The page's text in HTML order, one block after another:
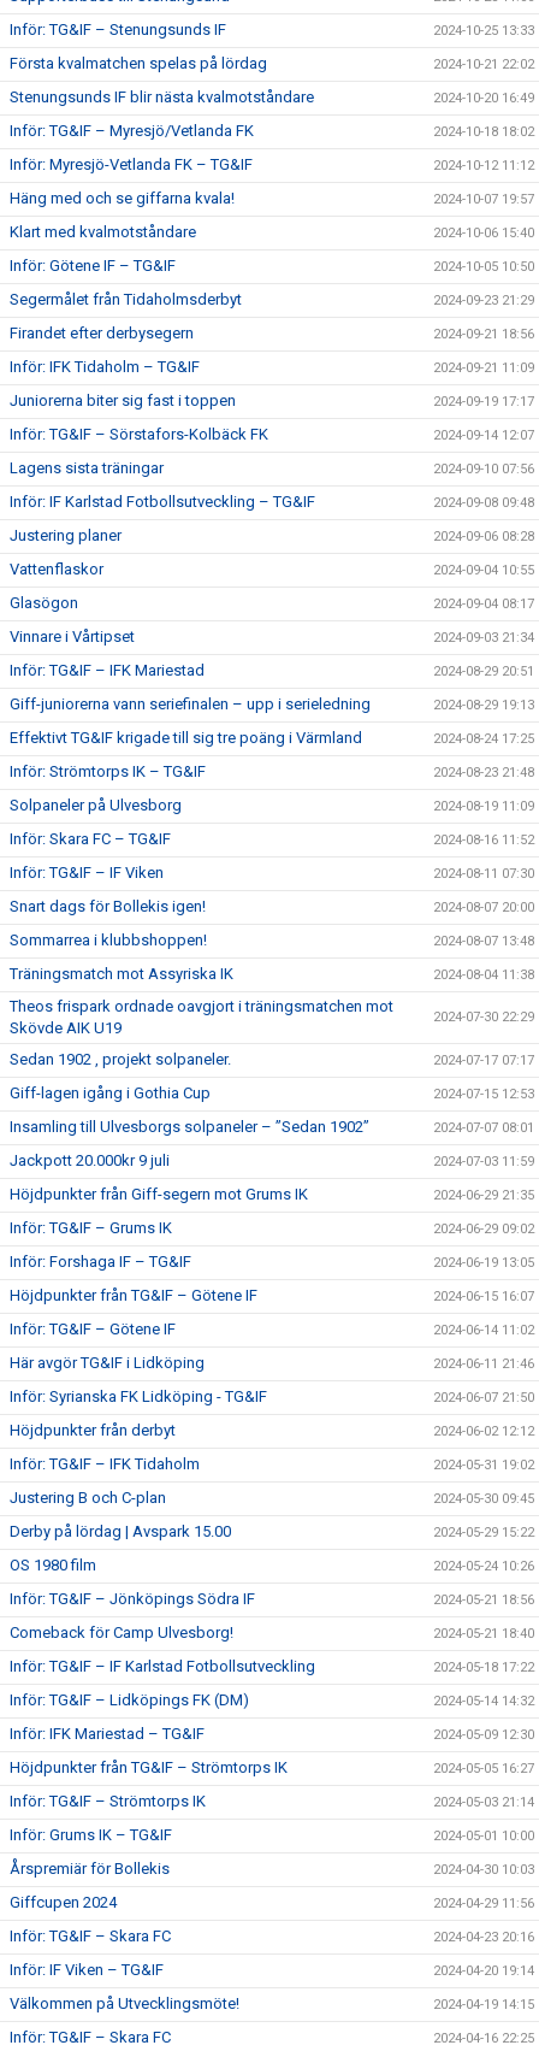
Inför: TG&IF – Stenungsunds IF 2024-10-25 13:33
Första kvalmatchen spelas på lördag 2024-10-21 22:02
Stenungsunds IF blir nästa kvalmotståndare 2024-10-20 16:49
Inför: TG&IF – Myresjö/Vetlanda FK 2024-10-18 18:02
Inför: Myresjö-Vetlanda FK – TG&IF 2024-10-12 11:12
Häng med och se giffarna kvala! 2024-10-07 19:57
Klart med kvalmotståndare 2024-10-06 15:40
Inför: Götene IF – TG&IF 2024-10-05 10:50
Segermålet från Tidaholmsderbyt 2024-09-23 21:29
Firandet efter derbysegern 2024-09-21 18:56
Inför: IFK Tidaholm – TG&IF 2024-09-21 11:09
Juniorerna biter sig fast i toppen 2024-09-19 17:17
Inför: TG&IF – Sörstafors-Kolbäck FK 2024-09-14 12:07
Lagens sista träningar 2024-09-10 07:56
Inför: IF Karlstad Fotbollsutveckling – TG&IF 2024-09-08 09:48
Justering planer 2024-09-06 08:28
Vattenflaskor 2024-09-04 10:55
Glasögon 2024-09-04 08:17
Vinnare i Vårtipset 2024-09-03 21:34
Inför: TG&IF – IFK Mariestad 2024-08-29 20:51
Giff-juniorerna vann seriefinalen – upp i serieledning 2024-08-29 19:13
Effektivt TG&IF krigade till sig tre poäng i Värmland 2024-08-24 17:25
Inför: Strömtorps IK – TG&IF 2024-08-23 21:48
Solpaneler på Ulvesborg 2024-08-19 11:09
Inför: Skara FC – TG&IF 2024-08-16 11:52
Inför: TG&IF – IF Viken 2024-08-11 07:30
Snart dags för Bollekis igen! 2024-08-07 20:00
Sommarrea i klubbshoppen! 2024-08-07 13:48
Träningsmatch mot Assyriska IK 2024-08-04 11:38
Theos frispark ordnade oavgjort i träningsmatchen mot
Skövde AIK U19
2024-07-30 22:29
Sedan 1902 , projekt solpaneler. 2024-07-17 07:17
Giff-lagen igång i Gothia Cup 2024-07-15 12:53
Insamling till Ulvesborgs solpaneler – ”Sedan 1902” 2024-07-07 08:01
Jackpott 20.000kr 9 juli 2024-07-03 11:59
Höjdpunkter från Giff-segern mot Grums IK 2024-06-29 21:35
Inför: TG&IF – Grums IK 2024-06-29 09:02
Inför: Forshaga IF – TG&IF 2024-06-19 13:05
Höjdpunkter från TG&IF – Götene IF 2024-06-15 16:07
Inför: TG&IF – Götene IF 2024-06-14 11:02
Här avgör TG&IF i Lidköping 2024-06-11 21:46
Inför: Syrianska FK Lidköping - TG&IF 2024-06-07 21:50
Höjdpunkter från derbyt 2024-06-02 12:12
Inför: TG&IF – IFK Tidaholm 2024-05-31 19:02
Justering B och C-plan 2024-05-30 09:45
Derby på lördag | Avspark 15.00 2024-05-29 15:22
OS 1980 film 2024-05-24 10:26
Inför: TG&IF – Jönköpings Södra IF 2024-05-21 18:56
Comeback för Camp Ulvesborg! 2024-05-21 18:40
Inför: TG&IF – IF Karlstad Fotbollsutveckling 2024-05-18 17:22
Inför: TG&IF – Lidköpings FK (DM) 2024-05-14 14:32
Inför: IFK Mariestad – TG&IF 2024-05-09 12:30
Höjdpunkter från TG&IF – Strömtorps IK 2024-05-05 16:27
Inför: TG&IF – Strömtorps IK 2024-05-03 21:14
Inför: Grums IK – TG&IF 2024-05-01 10:00
Årspremiär för Bollekis 2024-04-30 10:03
Giffcupen 2024 2024-04-29 11:56
Inför: TG&IF – Skara FC 2024-04-23 20:16
Inför: IF Viken – TG&IF 2024-04-20 19:14
Välkommen på Utvecklingsmöte! 2024-04-19 14:15
Inför: TG&IF – Skara FC 2024-04-16 22:25